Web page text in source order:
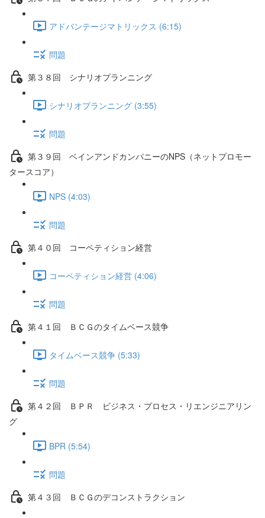
アドバンテージマトリックス (6:15)
問題
第３８回 シナリオプランニング
シナリオプランニング (3:55)
問題
第３９回 ベインアンドカンパニーのNPS（ネットプロモー
タースコア）
NPS (4:03)
問題
第４０回 コーペティション経営
コーペティション経営 (4:06)
問題
第４１回 ＢＣＧのタイムベース競争
タイムベース競争 (5:33)
問題
第４２回 ＢＰＲ ビジネス・プロセス・リエンジニアリン
グ
BPR (5:54)
問題
第４３回 ＢＣＧのデコンストラクション